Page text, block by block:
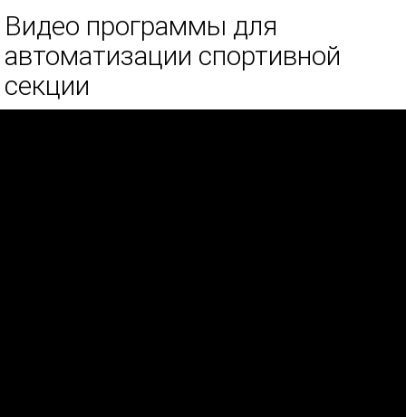
Видео программы для
автоматизации спортивной
секции